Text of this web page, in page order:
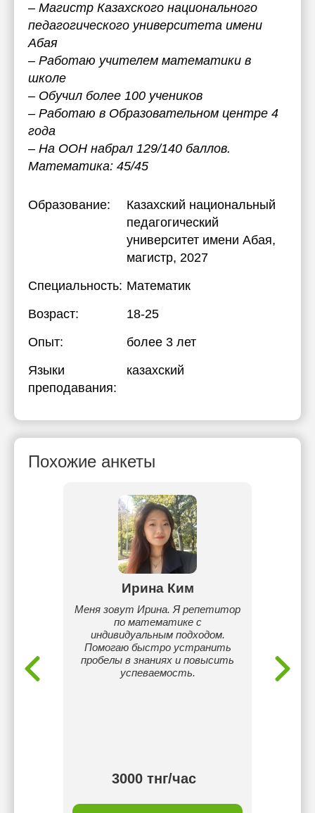
– Магистр Казахского национального
педагогического университета имени
Абая
– Работаю учителем математики в
школе
– Обучил более 100 учеников
– Работаю в Образовательном центре 4
года
– На ООН набрал 129/140 баллов.
Математика: 45/45
Образование:
Казахский национальный
педагогический
университет имени Абая,
магистр, 2027
Специальность: Математик
Возраст:
18-25
Опыт:
более 3 лет
Языки
преподавания:
казахский
Похожие анкеты
Ирина Ким
Меня зовут Ирина. Я репетитор
по математике с
индивидуальным подходом.
Помогаю быстро устранить
пробелы в знаниях и повысить
успеваемость.
3000 тнг/час